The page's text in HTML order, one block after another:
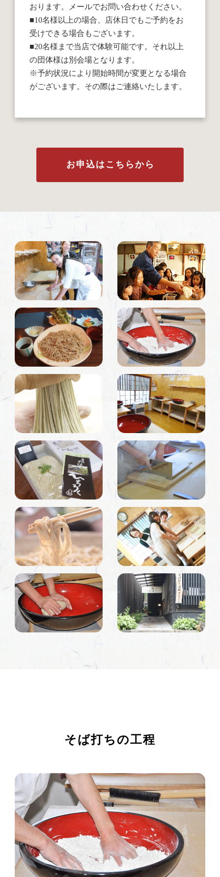
おります。メールでお問い合わせください。
■10名様以上の場合、店休日でもご予約をお
受けできる場合もございます。
■20名様まで当店で体験可能です。それ以上
の団体様は別会場となります。
※予約状況により開始時間が変更となる場合
がございます。その際はご連絡いたします。
お申込はこちらから
そば打ちの工程